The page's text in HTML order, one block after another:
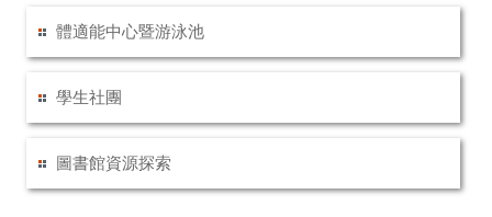
體適能中心暨游泳池
學生社團
圖書館資源探索